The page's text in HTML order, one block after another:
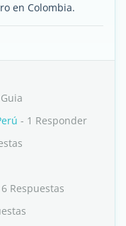
en Colombia.
- 1 Responder
Respuestas